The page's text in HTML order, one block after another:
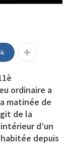
ordinaire a
matinée de
de la
d’un
depuis